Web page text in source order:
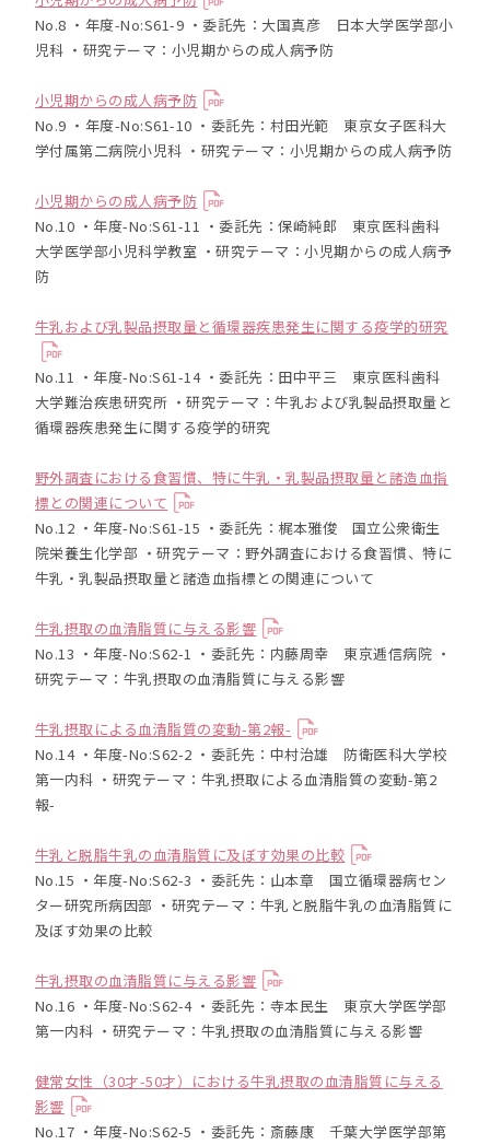
No.8 ・年度-No:S61-9 ・委託先：大国真彦 日本大学医学部小
児科 ・研究テーマ：小児期からの成人病予防
小児期からの成人病予防
No.9 ・年度-No:S61-10 ・委託先：村田光範 東京女子医科大
学付属第二病院小児科 ・研究テーマ：小児期からの成人病予防
小児期からの成人病予防
No.10 ・年度-No:S61-11 ・委託先：保崎純郎 東京医科歯科
大学医学部小児科学教室 ・研究テーマ：小児期からの成人病予
防
牛乳および乳製品摂取量と循環器疾患発生に関する疫学的研究
No.11 ・年度-No:S61-14 ・委託先：田中平三 東京医科歯科
大学難治疾患研究所 ・研究テーマ：牛乳および乳製品摂取量と
循環器疾患発生に関する疫学的研究
野外調査における食習慣、特に牛乳・乳製品摂取量と諸造血指
標との関連について
No.12 ・年度-No:S61-15 ・委託先：梶本雅俊 国立公衆衛生
院栄養生化学部 ・研究テーマ：野外調査における食習慣、特に
牛乳・乳製品摂取量と諸造血指標との関連について
牛乳摂取の血清脂質に与える影響
No.13 ・年度-No:S62-1 ・委託先：内藤周幸 東京逓信病院 ・
研究テーマ：牛乳摂取の血清脂質に与える影響
牛乳摂取による血清脂質の変動-第2報-
No.14 ・年度-No:S62-2 ・委託先：中村治雄 防衛医科大学校
第一内科 ・研究テーマ：牛乳摂取による血清脂質の変動-第2
報-
牛乳と脱脂牛乳の血清脂質に及ぼす効果の比較
No.15 ・年度-No:S62-3 ・委託先：山本章 国立循環器病セン
ター研究所病因部 ・研究テーマ：牛乳と脱脂牛乳の血清脂質に
及ぼす効果の比較
牛乳摂取の血清脂質に与える影響
No.16 ・年度-No:S62-4 ・委託先：寺本民生 東京大学医学部
第一内科 ・研究テーマ：牛乳摂取の血清脂質に与える影響
健常女性（30才-50才）における牛乳摂取の血清脂質に与える
影響
No.17 ・年度-No:S62-5 ・委託先：斎藤康 千葉大学医学部第